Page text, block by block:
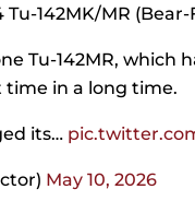
142MK/MR (Bear-
Tu-142MR,
in a long time.
its…
May 10, 2026